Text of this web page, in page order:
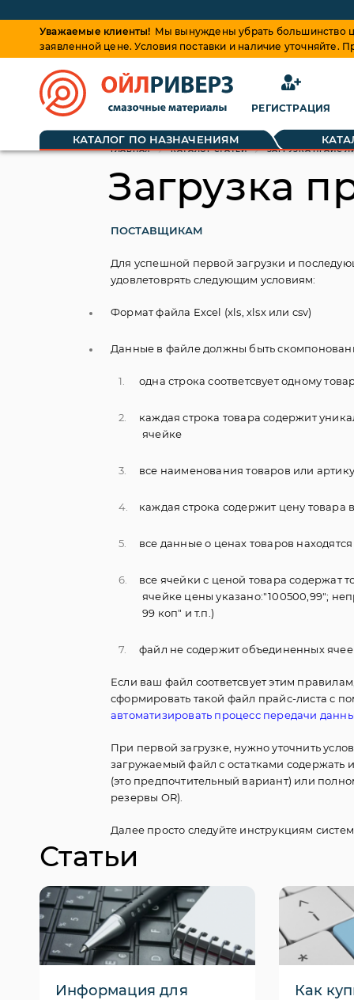
Уважаемые клиенты! Мы вынуждены убрать большинство
заявленной цене. Условия поставки и наличие
РЕГИСТРАЦИЯ
КАТАЛОГ ПО НАЗНАЧЕНИЯМ
ГЛАВНАЯ КАТАЛОГ СТАТЕЙ ЗАГРУЗКА ПРАЙС-
Загрузка
ПОСТАВЩИКАМ
Для успешной первой загрузки и
удовлетоврять следующим условиям:
Формат файла Excel (xls, xlsx или csv)
Данные в файле должны быть
одна строка соответсвует одному
каждая строка товара содержит
ячейке
все наименования товаров или
каждая строка содержит цену товара
все данные о ценах товаров
все ячейки с ценой товара содержат
ячейке цены указано:"100500,99";
99 коп" и т.п.)
файл не содержит объединенных
Если ваш файл соответсвует этим
сформировать такой файл прайс-листа с
автоматизировать процесс передачи
При первой загрузке, нужно уточнить
загружаемый файл с остатками
(это предпочтительный вариант) или
резервы OR).
Далее просто следуйте инструкциям
Статьи
Информация для
Как